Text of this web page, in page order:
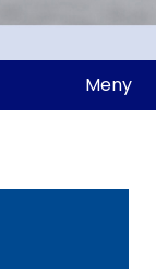
Meny